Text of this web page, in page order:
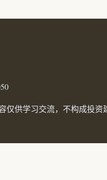
供学习交流，不构成投资